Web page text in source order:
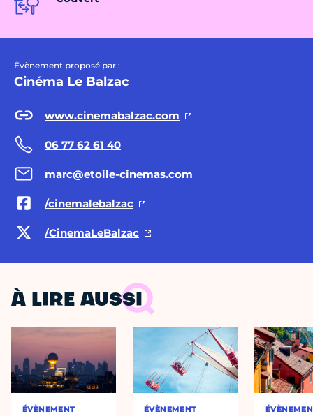
Évènement proposé par :
Cinéma Le Balzac
www.cinemabalzac.com
06 77 62 61 40
marc@etoile-cinemas.com
/cinemalebalzac
/CinemaLeBalzac
À LIRE AUSSI
ÉVÈNEMENT ÉVÈNEMENT